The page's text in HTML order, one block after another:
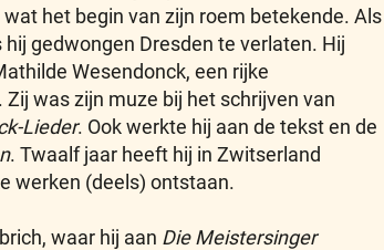
wat het begin van zijn roem betekende. Als
gedwongen Dresden te verlaten. Hij
Wesendonck, een rijke
was zijn muze bij het schrijven van
Lieder. Ook werkte hij aan de tekst en de
. Twaalf jaar heeft hij in Zwitserland
werken (deels) ontstaan.
waar hij aan Die Meistersinger